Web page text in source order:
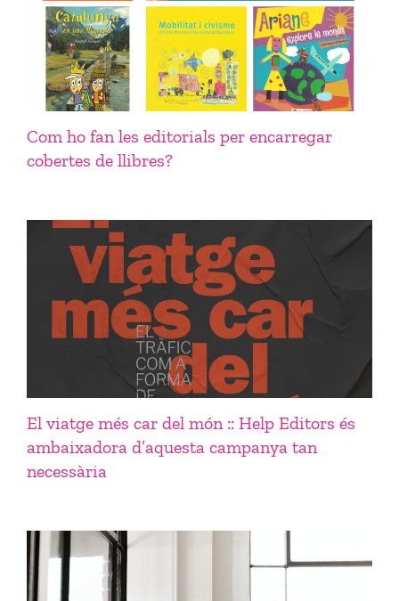
Com ho fan les editorials per encarregar
cobertes de llibres?
El viatge més car del món :: Help Editors és
ambaixadora d’aquesta campanya tan
necessària